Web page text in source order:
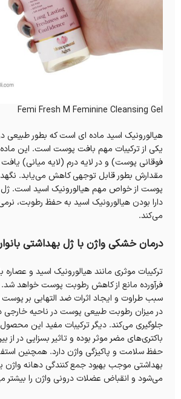
Femi Fresh M Feminine Cleansing Gel
هیالورونیک اسید ماده ای است که بطور طبیعی
یکی از ترکیبات مهم بافت پوست است. این
فوقانی پوست) و در لایه درم (لایه میانی)
مقدارش بطور قابل توجهی کاهش می‌یابد.
دارا بودن هیالورونیک اسید به حفظ رطوبت،
می‌کند.
درمان خشکی واژن با ژل بهداشتی
ترکیبات موثری مانند هیالورونیک اسید و عصاره
فرآورده مانع از کاهش رطوبت پوست خواهد شد.
سبب طراوت و ایجاد اثرات ضد التهابی بر
در میزان رطوبت طبیعی پوست در ناحیه خارجی
جلوگیری می‌کند. دیگر ترکیبات مفید این محصول،
باکتری‌های مضر موثر بوده و تاثیر بسزایی در از
حفظ سلامت و پاکیزگی واژن دارد. همچنین
بهداشتی موجب بهبود جمع کنندگی دهانه واژن
می‌شود و انقباض عضلات درونی واژن را بیشتر